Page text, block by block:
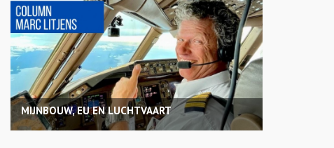
MIJNBOUW, EU EN LUCHTVAART